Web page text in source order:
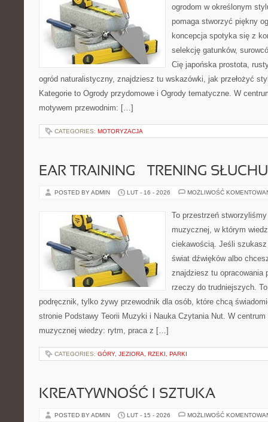
ogrodom w określonym
pomaga stworzyć piękny
koncepcja spotyka się z
selekcję gatunków,
Cię japońska prostota,
ogród naturalistyczny, znajdziesz tu wskazówki, jak przełożyć
Kategorie to Ogrody przydomowe i Ogrody tematyczne. W
motywem przewodnim: […]
CATEGORIES: MOTORYZACJA
EAR TRAINING – TRENING SŁUCHU
POSTED BY ADMIN LUT - 16 - 2026 MOŻLIWOŚĆ
To przestrzeń
muzycznej, w którym
ciekawością. Jeśli
świat dźwięków albo
znajdziesz tu opracowania
rzeczy do trudniejszych.
podręcznik, tylko żywy przewodnik dla osób, które chcą
stronie Podstawy Teorii Muzyki i Nauka Czytania Nut. W
muzycznej wiedzy: rytm, praca z […]
CATEGORIES: GÓRY, JEZIORA, RZEKI, PARKI
KREATYWNOŚĆ I SZTUKA
POSTED BY ADMIN LUT - 15 - 2026 MOŻLIWOŚĆ